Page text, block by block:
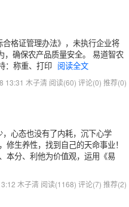
格证管理办法》，未执行企业将
，确保农产品质量安全。 易道智农
：称重、打印 阅读全文
13:31 木子清 阅读(60) 评论(0) 推荐(0)
心态也没有了内耗，沉下心学
生养性，找到自己的天命事业！
本分、利他为价值观，运用《易
木子清 阅读(1168) 评论(7) 推荐(2)